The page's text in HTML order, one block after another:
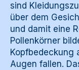
sind
über dem
und damit eine
Pollenkörner
Kopfbedeckung
Augen fallen.